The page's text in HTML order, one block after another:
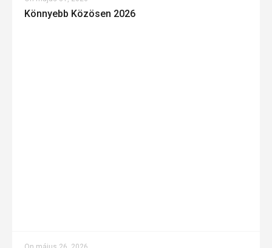
Könnyebb Közösen 2026